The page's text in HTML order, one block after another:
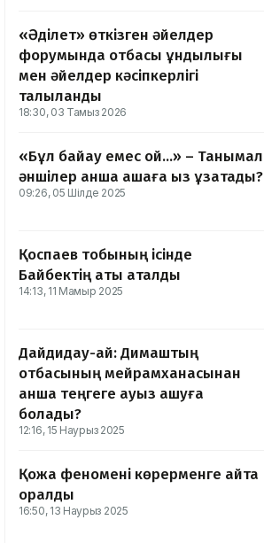
«Әділет» өткізген әйелдер
форумында отбасы құндылығы
мен әйелдер кәсіпкерлігі
талқыланды
18:30, 03 Тамыз 2026
«Бұл байқау емес қой...» – Танымал
әншілер қанша ақшаға қыз ұзатады?
09:26, 05 Шілде 2025
Қоспаев тобының ісінде
Байбектің аты аталды
14:13, 11 Мамыр 2025
Дайдидау-ай: Димаштың
отбасының мейрамханасынан
қанша теңгеге ауыз ашуға
болады?
12:16, 15 Наурыз 2025
Қожа феномені көрерменге қайта
оралды
16:50, 13 Наурыз 2025